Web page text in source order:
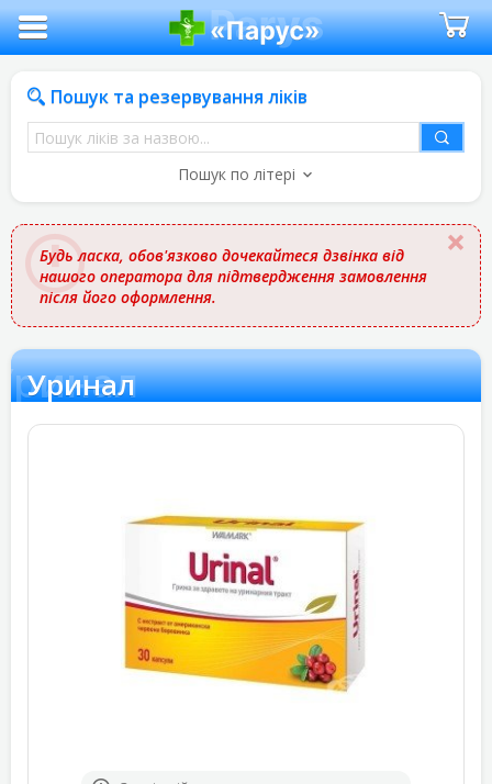
Пошук та резервування ліків
Пошук
ліків
назвою
Пошук по літері
Будь ласка, обов'язково дочекайтеся дзвінка від
нашого оператора для підтвердження замовлення
після його оформлення.
Уринал